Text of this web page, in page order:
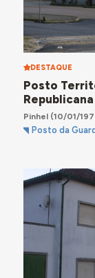
DESTAQUE
Posto
Pinhel(10/01/
Posto da